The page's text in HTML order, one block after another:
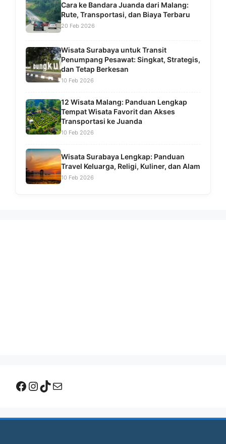
Cara ke Bandara Juanda dari Malang:
Rute, Transportasi, dan Biaya Terbaru
20 Feb 2026
Wisata Surabaya untuk Transit
Penumpang Pesawat: Singkat, Strategis,
dan Tetap Berkesan
10 Feb 2026
12 Wisata Malang: Panduan Lengkap
Tempat Wisata Favorit dan Akses
Transportasi ke Juanda
10 Feb 2026
Wisata Surabaya Lengkap: Panduan
Travel Keluarga, Religi, Kuliner, dan Alam
10 Feb 2026
Facebook
Instagram
TikTok
Mail